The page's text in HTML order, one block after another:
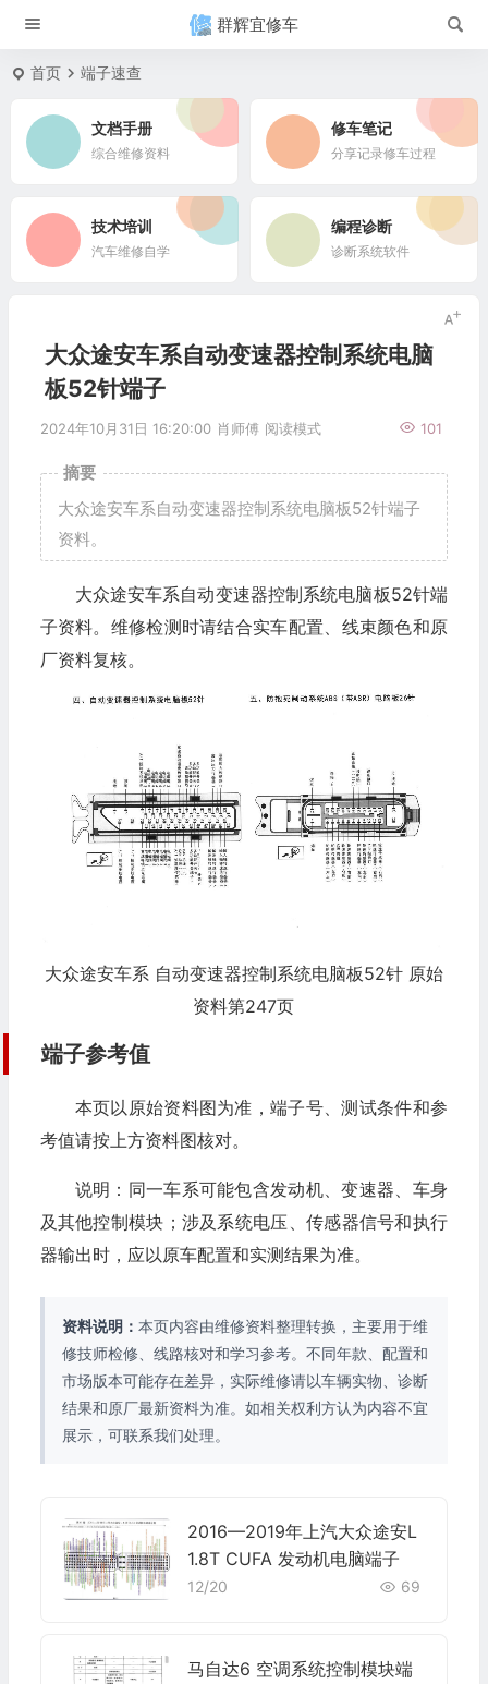
群辉宜修车
首页 端子速查
文档手册
综合维修资料
修车笔记
分享记录修车过程
技术培训
汽车维修自学
编程诊断
诊断系统软件
大众途安车系自动变速器控制系统电脑
板52针端子
2024年10月31日 16:20:00 肖师傅 101
阅读模式
摘要
大众途安车系自动变速器控制系统电脑板52针端子
资料。
大众途安车系自动变速器控制系统电脑板52针端
子资料。维修检测时请结合实车配置、线束颜色和原
厂资料复核。
大众途安车系 自动变速器控制系统电脑板52针 原始
资料第247页
端子参考值
本页以原始资料图为准，端子号、测试条件和参
考值请按上方资料图核对。
说明：同一车系可能包含发动机、变速器、车身
及其他控制模块；涉及系统电压、传感器信号和执行
器输出时，应以原车配置和实测结果为准。
资料说明： 本页内容由维修资料整理转换，主要用于维
修技师检修、线路核对和学习参考。不同年款、配置和
市场版本可能存在差异，实际维修请以车辆实物、诊断
结果和原厂最新资料为准。如相关权利方认为内容不宜
展示，可联系我们处理。
2016—2019年上汽大众途安L
1.8T CUFA 发动机电脑端子
12/20 69
马自达6 空调系统控制模块端